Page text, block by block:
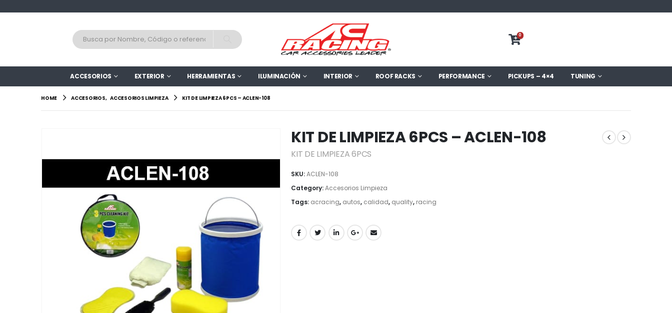
0
ACCESORIOS EXTERIOR HERRAMIENTAS ILUMINACIÓN INTERIOR ROOF RACKS PERFORMANCE PICKUPS – 4×4 TUNING
HOME ACCESORIOS, ACCESORIOS LIMPIEZA KIT DE LIMPIEZA 6PCS – ACLEN-108
KIT DE LIMPIEZA 6PCS – ACLEN-108
KIT DE LIMPIEZA 6PCS
SKU:ACLEN-108
Category:Accesorios Limpieza
Tags: acracing, autos, calidad, quality, racing